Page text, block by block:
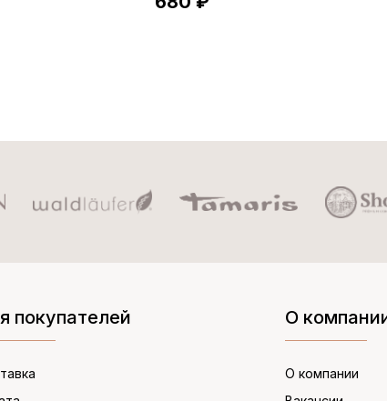
покупателей О
О компании